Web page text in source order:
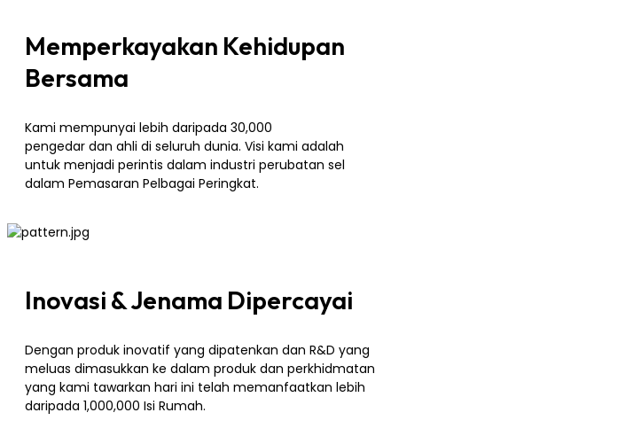
Memperkayakan Kehidupan
Bersama
Kami mempunyai lebih daripada 30,000
pengedar dan ahli di seluruh dunia. Visi kami adalah
untuk menjadi perintis dalam industri perubatan sel
dalam Pemasaran Pelbagai Peringkat.
Inovasi & Jenama Dipercayai
Dengan produk inovatif yang dipatenkan dan R&D yang
meluas dimasukkan ke dalam produk dan perkhidmatan
yang kami tawarkan hari ini telah memanfaatkan lebih
daripada 1,000,000 Isi Rumah.